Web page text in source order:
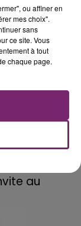
au
ou affiner en
mes choix".
sans
ce site. Vous
à tout
chaque page.